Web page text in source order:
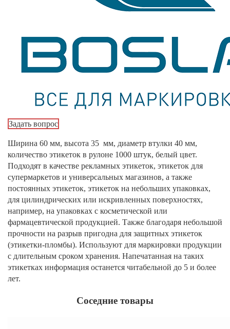
Задать вопрос
Ширина 60 мм, высота 35 мм, диаметр втулки 40 мм,
количество этикеток в рулоне 1000 штук, белый цвет.
Подходят в качестве рекламных этикеток, этикеток для
супермаркетов и универсальных магазинов, а также
постоянных этикеток, этикеток на небольших упаковках,
для цилиндрических или искривленных поверхностях,
например, на упаковках с косметической или
фармацевтической продукцией. Также благодаря небольшой
прочности на разрыв пригодна для защитных этикеток
(этикетки-пломбы). Используют для маркировки продукции
с длительным сроком хранения. Напечатанная на таких
этикетках информация останется читабельной до 5 и более
лет.
Соседние товары